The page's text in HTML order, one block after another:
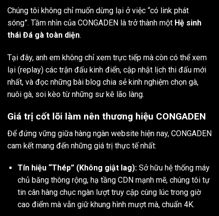
Chúng tôi không chỉ muốn dừng lại ở việc “có link phát
sóng”. Tầm nhìn của CONGADEN là trở thành một Hệ sinh
thái Đá gà toàn diện.
Tại đây, anh em không chỉ xem trực tiếp mà còn có thể xem
lại (replay) các trận đấu kinh điển, cập nhật lịch thi đấu mới
nhất, và đọc những bài blog chia sẻ kinh nghiệm chọn gà,
nuôi gà, soi kèo từ những sư kê lão làng.
Giá trị cốt lõi làm nên thương hiệu CONGADEN
Để đứng vững giữa hàng ngàn website hiện nay, CONGADEN
cam kết mang đến những giá trị thực tế nhất:
Tín hiệu “Thép” (Không giật lag):Sở hữu hệ thống máy
chủ băng thông rộng, hạ tầng CDN mạnh mẽ, chúng tôi tự
tin cân hàng chục ngàn lượt truy cập cùng lúc trong giờ
cao điểm mà vẫn giữ khung hình mượt mà, chuẩn 4K.